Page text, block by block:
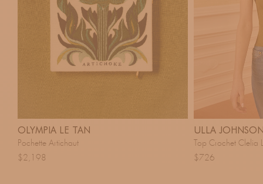
OLYMPIA LE TAN
Pochette Artichaut
$2,198
ULLA
Top Crochet Clelia
$726